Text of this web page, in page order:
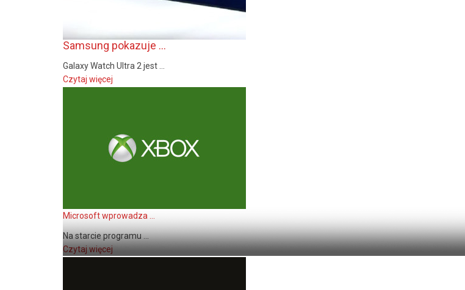
Samsung pokazuje ...
Galaxy Watch Ultra 2 jest ...
Czytaj więcej
Microsoft wprowadza ...
Na starcie programu ...
Czytaj więcej